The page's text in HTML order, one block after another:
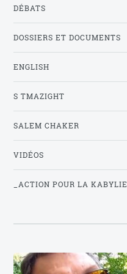
DÉBATS
DOSSIERS ET DOCUMENTS
ENGLISH
S TMAZIGHT
SALEM CHAKER
VIDÉOS
_ACTION POUR LA KABYLIE